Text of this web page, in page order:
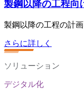
製鋼以降の工程向
製鋼以降の工程の計
さらに詳しく
ソリューション
デジタル化